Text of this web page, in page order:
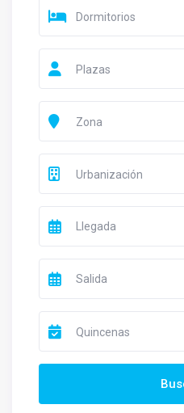
Dormitorios
Plazas
Zona
Urbanización
Quincenas